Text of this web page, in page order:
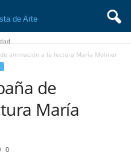
de animación a la lectura María Moliner
de
María
0